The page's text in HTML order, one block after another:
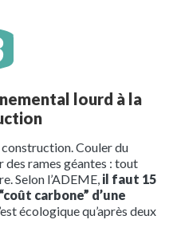
lourd à la
construction. Couler du
rames géantes : tout
Selon l’ADEME, il faut 15
carbone” d’une
écologique qu’après deux